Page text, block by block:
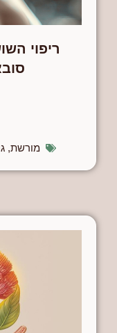
ריפוי
מורשת,